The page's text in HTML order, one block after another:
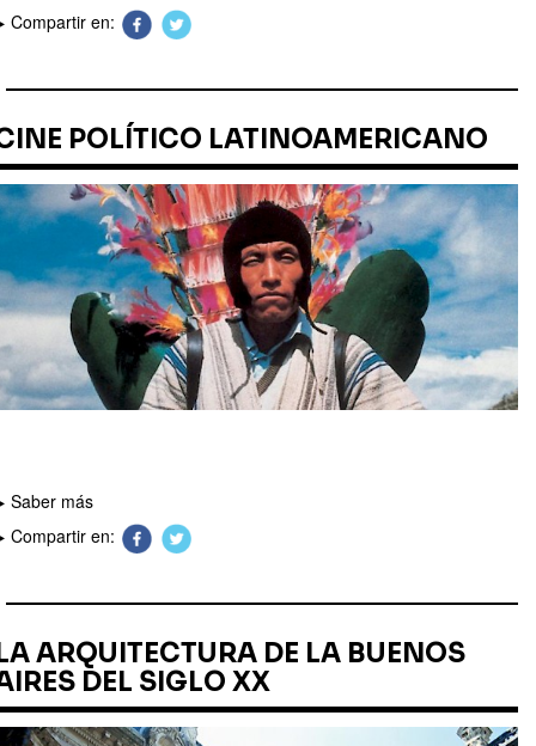
Compartir en:
POLÍTICO LATINOAMERICANO
Saber más
Compartir en:
ARQUITECTURA DE LA BUENOS
DEL SIGLO XX